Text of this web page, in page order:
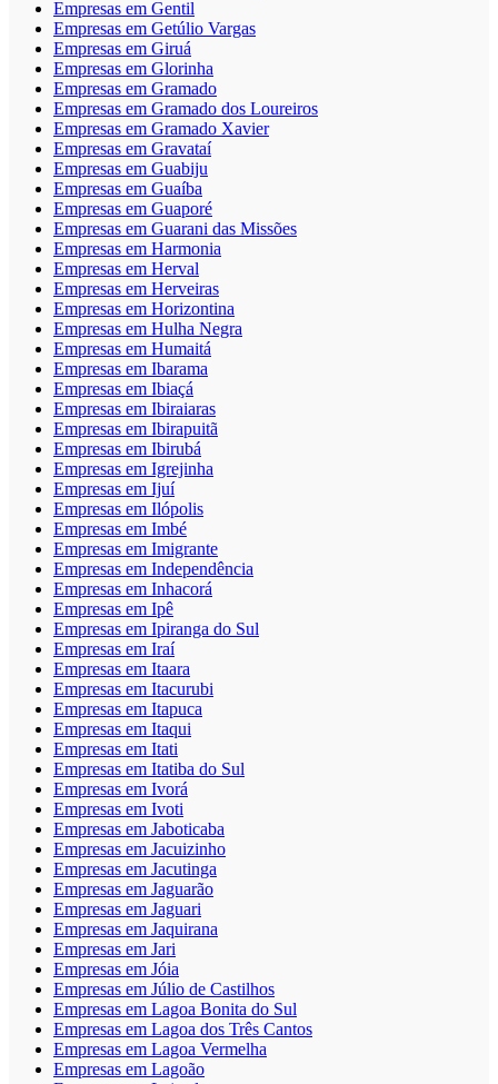
Empresas em Gentil
Empresas em Getúlio Vargas
Empresas em Giruá
Empresas em Glorinha
Empresas em Gramado
Empresas em Gramado dos Loureiros
Empresas em Gramado Xavier
Empresas em Gravataí
Empresas em Guabiju
Empresas em Guaíba
Empresas em Guaporé
Empresas em Guarani das Missões
Empresas em Harmonia
Empresas em Herval
Empresas em Herveiras
Empresas em Horizontina
Empresas em Hulha Negra
Empresas em Humaitá
Empresas em Ibarama
Empresas em Ibiaçá
Empresas em Ibiraiaras
Empresas em Ibirapuitã
Empresas em Ibirubá
Empresas em Igrejinha
Empresas em Ijuí
Empresas em Ilópolis
Empresas em Imbé
Empresas em Imigrante
Empresas em Independência
Empresas em Inhacorá
Empresas em Ipê
Empresas em Ipiranga do Sul
Empresas em Iraí
Empresas em Itaara
Empresas em Itacurubi
Empresas em Itapuca
Empresas em Itaqui
Empresas em Itati
Empresas em Itatiba do Sul
Empresas em Ivorá
Empresas em Ivoti
Empresas em Jaboticaba
Empresas em Jacuizinho
Empresas em Jacutinga
Empresas em Jaguarão
Empresas em Jaguari
Empresas em Jaquirana
Empresas em Jari
Empresas em Jóia
Empresas em Júlio de Castilhos
Empresas em Lagoa Bonita do Sul
Empresas em Lagoa dos Três Cantos
Empresas em Lagoa Vermelha
Empresas em Lagoão